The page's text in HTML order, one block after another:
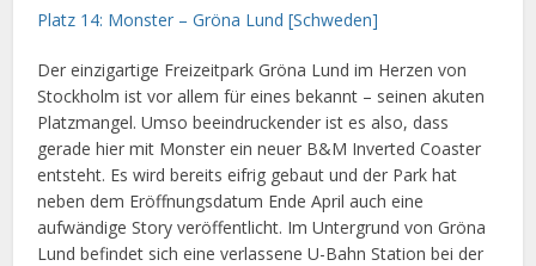
Platz 14: Monster – Gröna Lund [Schweden]
Der einzigartige Freizeitpark Gröna Lund im Herzen von
Stockholm ist vor allem für eines bekannt – seinen akuten
Platzmangel. Umso beeindruckender ist es also, dass
gerade hier mit Monster ein neuer B&M Inverted Coaster
entsteht. Es wird bereits eifrig gebaut und der Park hat
neben dem Eröffnungsdatum Ende April auch eine
aufwändige Story veröffentlicht. Im Untergrund von Gröna
Lund befindet sich eine verlassene U-Bahn Station bei der